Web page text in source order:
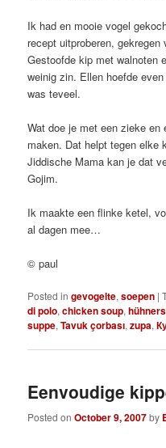
Ik had en mooie vogel
recept uitproberen,
Gestoofde kip met walnoten
weinig zin. Ellen hoefde
was teveel.
Wat doe je met een zieke
maken. Dat helpt tegen elke
Jiddische Mama kan je dat
Gojim.
Ik maakte een flinke ketel,
al dagen mee…
© paul
Posted in gevogelte,soepen |
di polo,chicken soup,
suppe,Tavuk çorbası,zupa,
Eenvoudige
Posted onOctober 9, 2007by